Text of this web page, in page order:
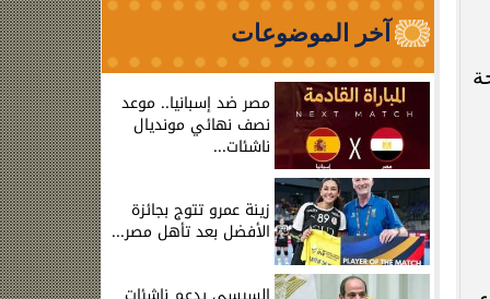
آخر الموضوعات
مصر ضد إسبانيا.. موعد
نصف نهائي مونديال
ناشئات...
زينة عمرو تتوج بجائزة
الأفضل بعد تأهل مصر...